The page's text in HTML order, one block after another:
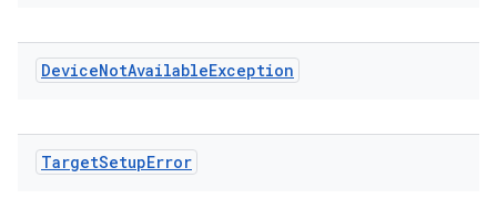
DeviceNotAvailableException
TargetSetupError